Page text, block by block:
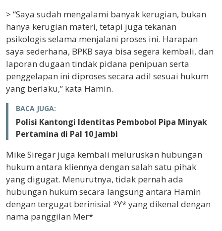
> “Saya sudah mengalami banyak kerugian, bukan
hanya kerugian materi, tetapi juga tekanan
psikologis selama menjalani proses ini. Harapan
saya sederhana, BPKB saya bisa segera kembali, dan
laporan dugaan tindak pidana penipuan serta
penggelapan ini diproses secara adil sesuai hukum
yang berlaku,” kata Hamin.
BACA JUGA:
Polisi Kantongi Identitas Pembobol Pipa Minyak
Pertamina di Pal 10 Jambi
Mike Siregar juga kembali meluruskan hubungan
hukum antara kliennya dengan salah satu pihak
yang digugat. Menurutnya, tidak pernah ada
hubungan hukum secara langsung antara Hamin
dengan tergugat berinisial *Y* yang dikenal dengan
nama panggilan Mer*